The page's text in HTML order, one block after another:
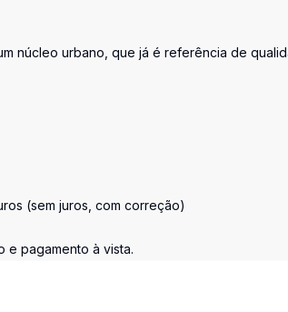
núcleo urbano, que já é referência de
(sem juros, com correção)
e pagamento à vista.